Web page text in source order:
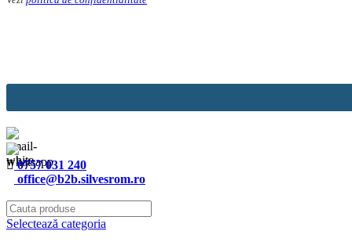
0757 031 240
office@b2b.silvesrom.ro
Selectează categoria